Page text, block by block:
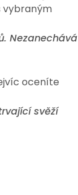
vybraným
Nezanechává
oceníte
svěží